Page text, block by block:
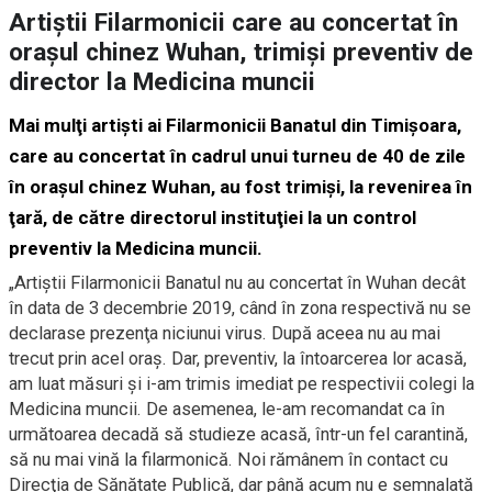
Artiştii Filarmonicii care au concertat în
oraşul chinez Wuhan, trimişi preventiv de
director la Medicina muncii
Mai mulţi artişti ai Filarmonicii Banatul din Timişoara,
care au concertat în cadrul unui turneu de 40 de zile
în oraşul chinez Wuhan, au fost trimişi, la revenirea în
ţară, de către directorul instituţiei la un control
preventiv la Medicina muncii.
„Artiştii Filarmonicii Banatul nu au concertat în Wuhan decât
în data de 3 decembrie 2019, când în zona respectivă nu se
declarase prezenţa niciunui virus. După aceea nu au mai
trecut prin acel oraş. Dar, preventiv, la întoarcerea lor acasă,
am luat măsuri şi i-am trimis imediat pe respectivii colegi la
Medicina muncii. De asemenea, le-am recomandat ca în
următoarea decadă să studieze acasă, într-un fel carantină,
să nu mai vină la filarmonică. Noi rămânem în contact cu
Direcţia de Sănătate Publică, dar până acum nu e semnalată